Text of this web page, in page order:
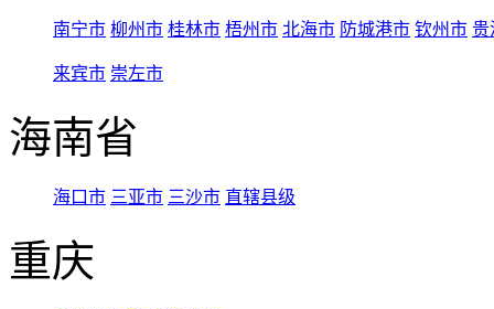
南宁市 柳州市 桂林市 梧州市 北海市 防城港市 钦州市 贵
来宾市 崇左市
海南省
海口市 三亚市 三沙市 直辖县级
重庆